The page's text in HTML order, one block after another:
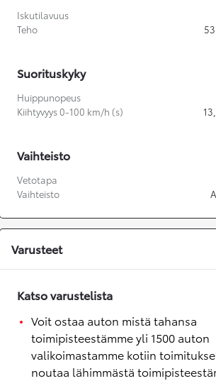
Iskutilavuus
Teho
53
Suorituskyky
Huippunopeus
Kiihtyvyys 0-100 km/h (s)
Vaihteisto
Vetotapa
Vaihteisto
Varusteet
Katso varustelista
Voit ostaa auton mistä tahansa
toimipisteestämme yli 1500 auton
valikoimastamme kotiin
noutaa lähimmästä